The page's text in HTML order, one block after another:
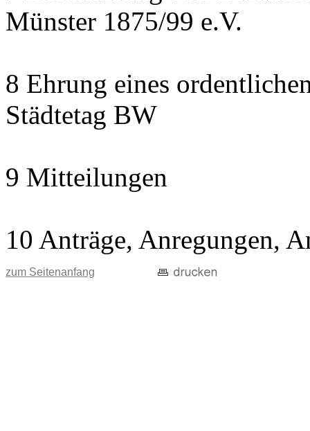
Münster 1875/99 e.V.
8 Ehrung eines
Städtetag BW
9 Mitteilungen
10 Anträge, Anregungen,
zum Seitenanfang